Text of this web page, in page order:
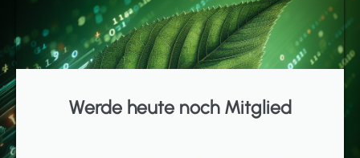
Werde heute noch Mitglied